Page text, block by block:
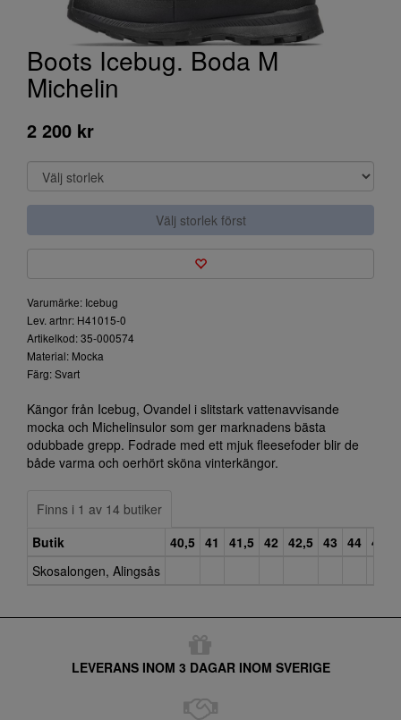
Boots Icebug. Boda M
Michelin
2 200 kr
Välj storlek först
Varumärke: Icebug
Lev. artnr: H41015-0
Artikelkod: 35-000574
Material: Mocka
Färg: Svart
Kängor från Icebug, Ovandel i slitstark vattenavvisande
mocka och Michelinsulor som ger marknadens bästa
odubbade grepp. Fodrade med ett mjuk fleesefoder blir de
både varma och oerhört sköna vinterkängor.
Finns i 1 av 14 butiker
Butik
40,5 41 41,5 42 42,5 43 44 45
Skosalongen, Alingsås
LEVERANS INOM 3 DAGAR INOM SVERIGE